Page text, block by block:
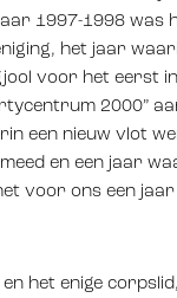
1997-1998
het jaar
voor het eerst
2000”
een nieuw vlot
en een jaar
voor ons een
het enige